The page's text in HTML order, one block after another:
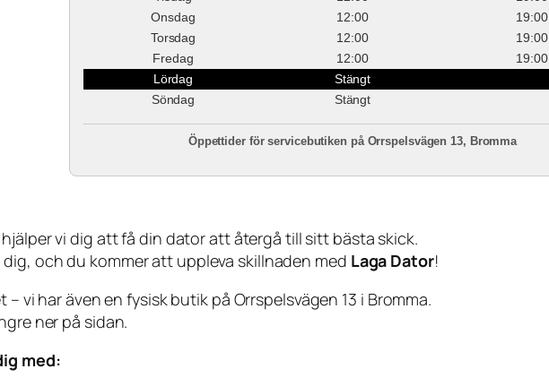
Onsdag
12:00
19:00
Torsdag
12:00
19:00
Fredag
12:00
19:00
Lördag
Stängt
Söndag
Stängt
Öppettider för servicebutiken på Orrspelsvägen 13, Bromma
vi dig att få din dator att återgå till sitt bästa skick.
och du kommer att uppleva skillnaden med Laga Dator!
vi har även en fysisk butik på Orrspelsvägen 13 i Bromma.
ner på sidan.
med: